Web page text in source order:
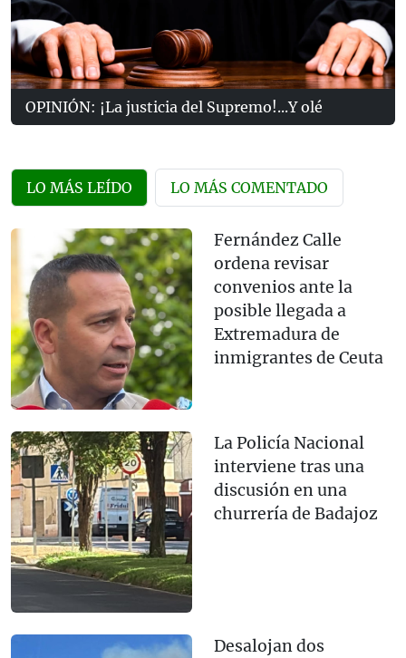
OPINIÓN: ¡La justicia del Supremo!...Y olé
LO MÁS LEÍDO LO MÁS COMENTADO
Fernández Calle
ordena revisar
convenios ante la
posible llegada a
Extremadura de
inmigrantes de Ceuta
La Policía Nacional
interviene tras una
discusión en una
churrería de Badajoz
Desalojan dos